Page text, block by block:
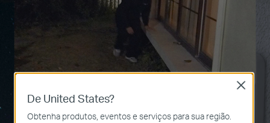
De United States?
Obtenha produtos, eventos e serviços para sua região.
Close